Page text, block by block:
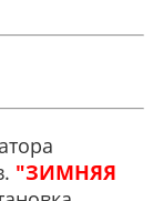
"ЗИМНЯЯ